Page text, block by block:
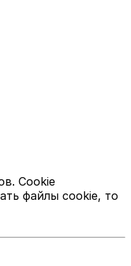
Cookie
файлы cookie, то